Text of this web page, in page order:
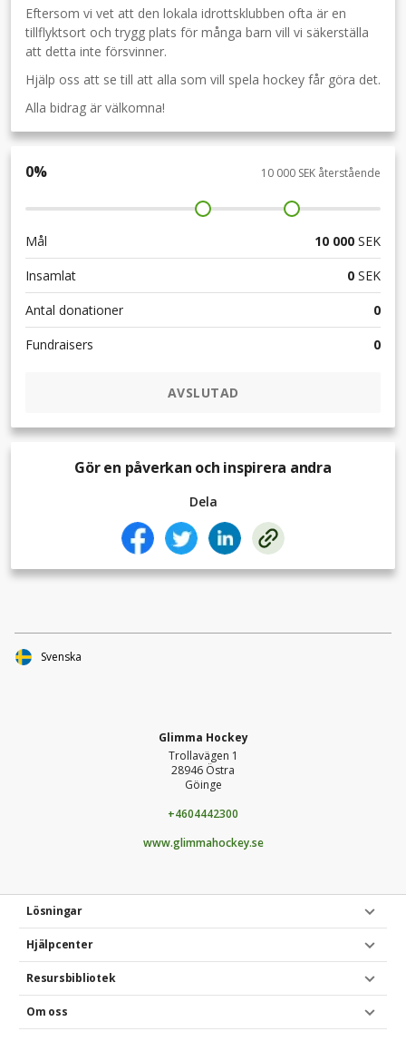
Eftersom vi vet att den lokala idrottsklubben ofta är en
tillflyktsort och trygg plats för många barn vill vi säkerställa
att detta inte försvinner.
Hjälp oss att se till att alla som vill spela hockey får göra det.
Alla bidrag är välkomna!
0% 10 000 SEK återstående
Mål 10 000 SEK
Insamlat
0 SEK
Antal donationer
0
Fundraisers
0
AVSLUTAD
Gör en påverkan och inspirera andra
Dela
Glimma Hockey
Trollavägen 1
28946 Östra
Göinge
+4604442300
www.glimmahockey.se
Lösningar
Hjälpcenter
Resursbibliotek
Om oss
Svenska